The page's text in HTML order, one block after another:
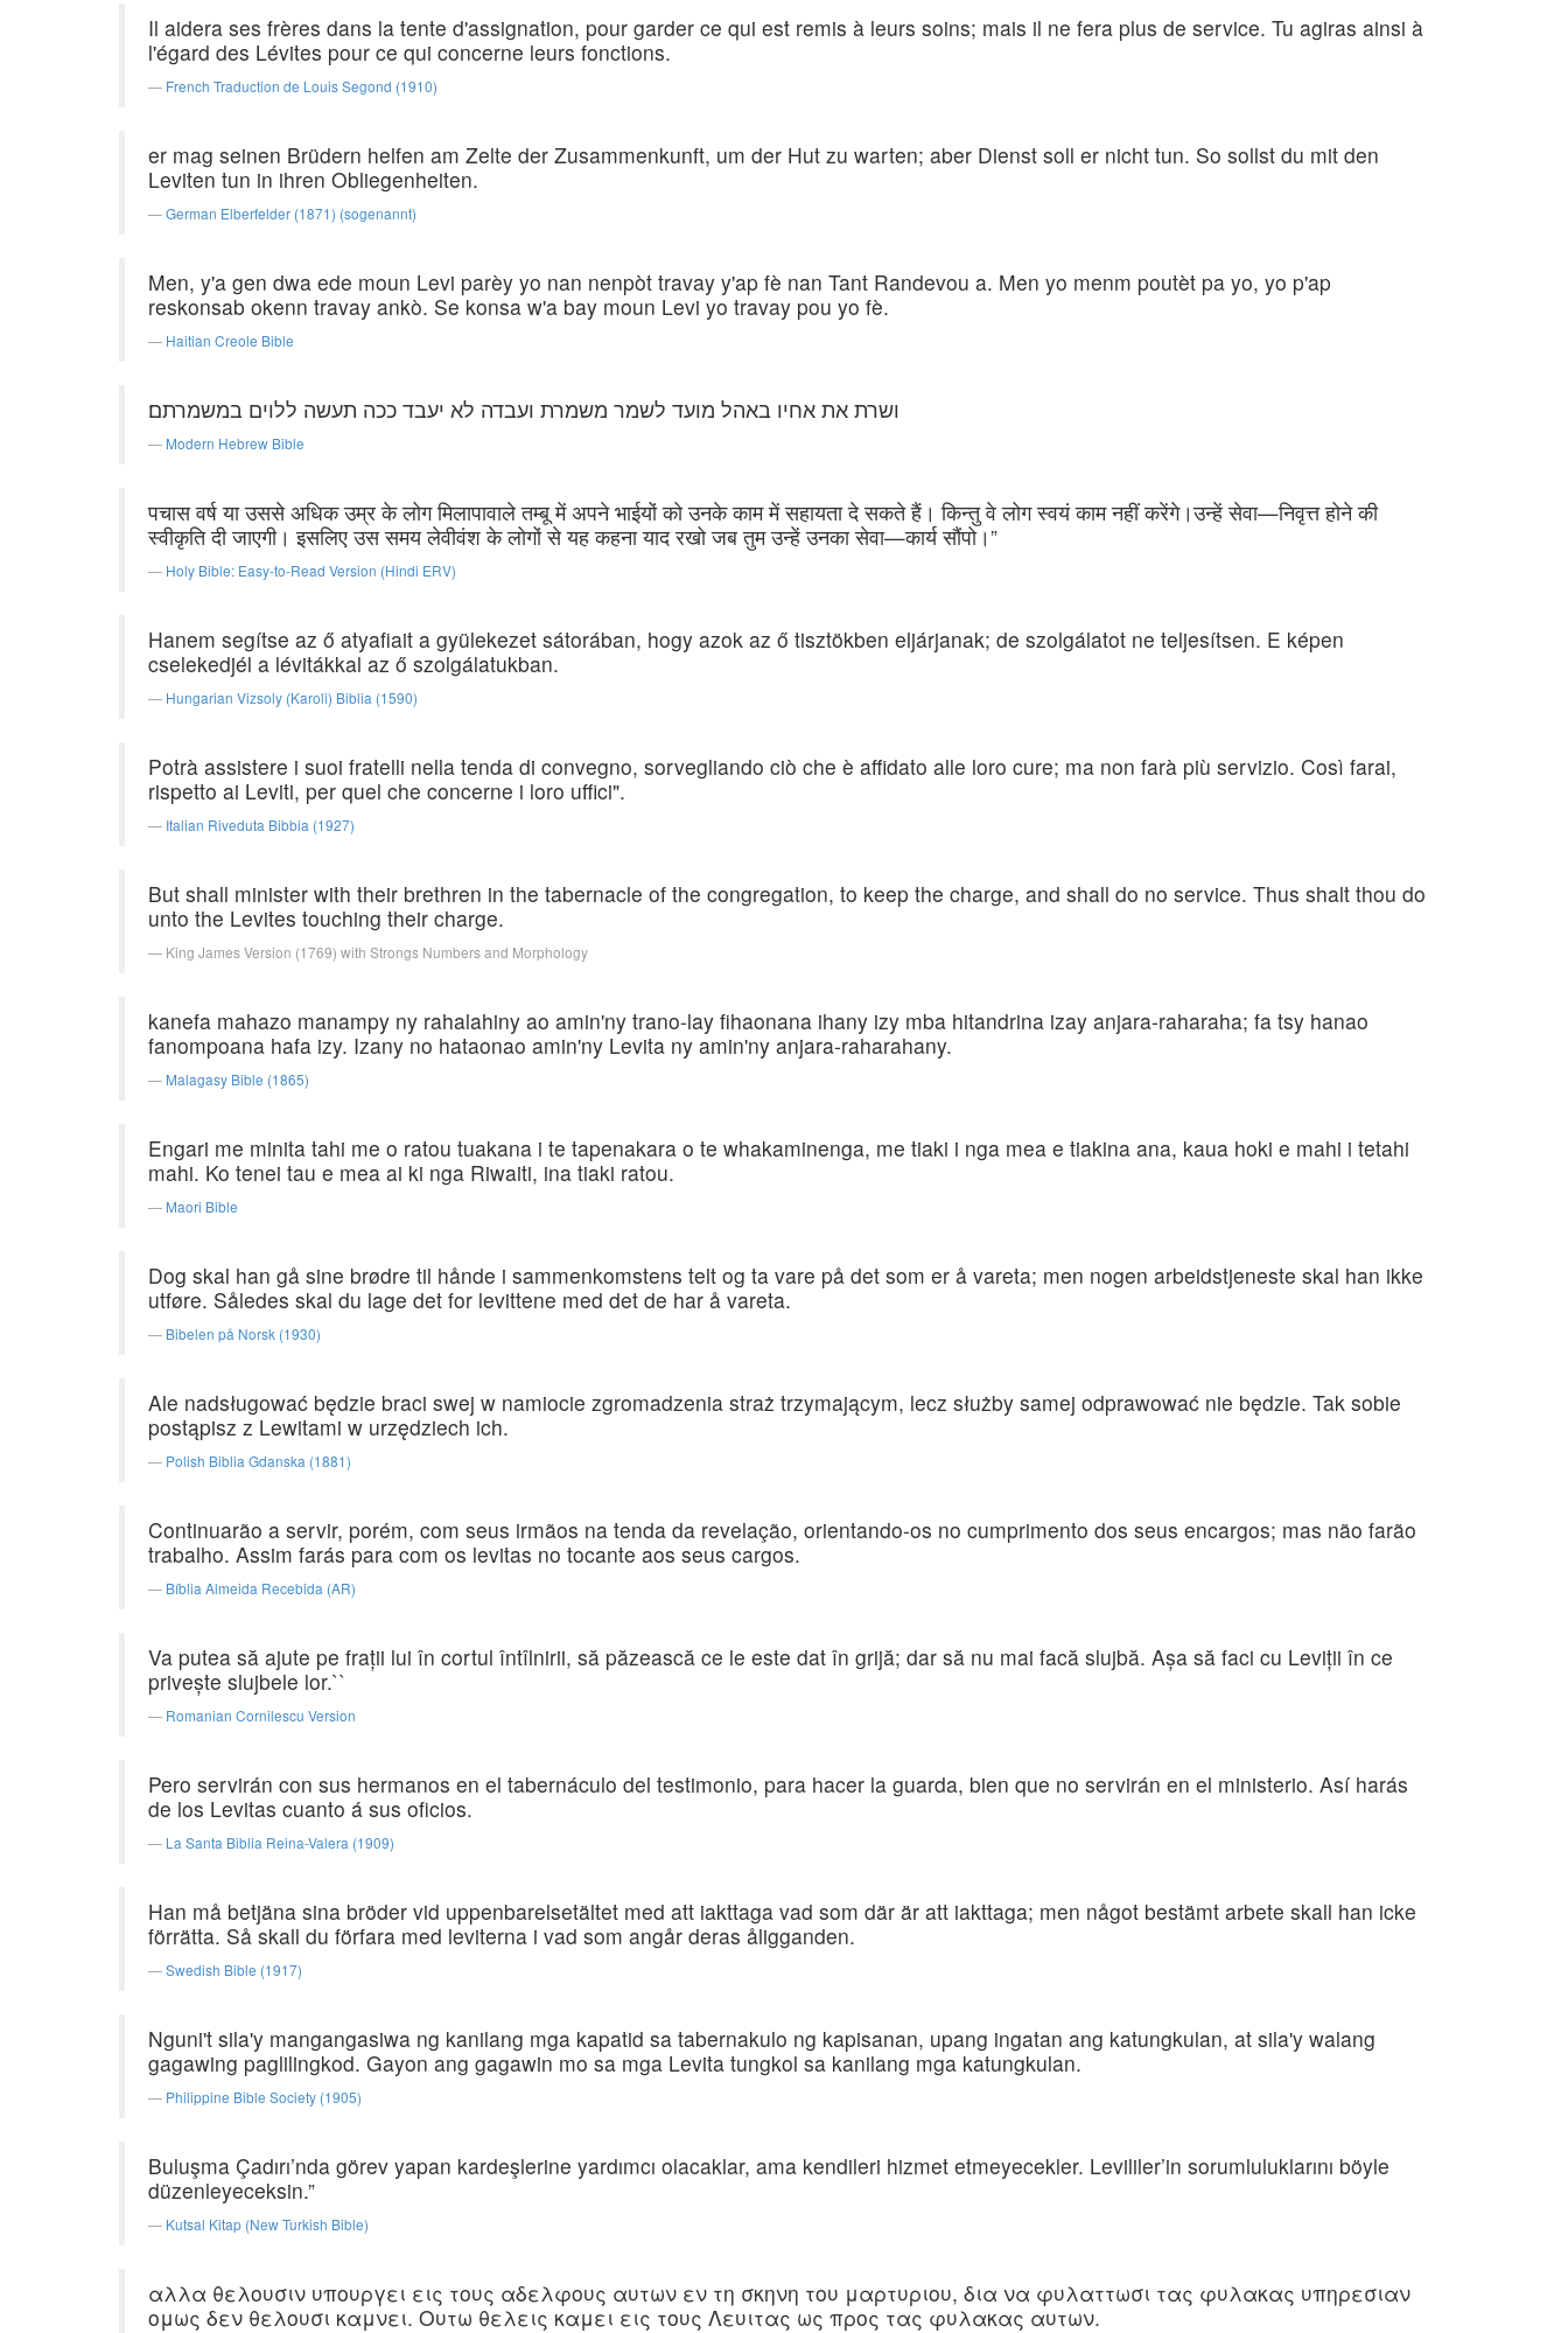
Il aidera ses frères dans la tente d'assignation, pour garder ce qui est remis à leurs soins; mais il ne fera plus de service. Tu agiras ainsi à
l'égard des Lévites pour ce qui concerne leurs fonctions.
French Traduction de Louis Segond (1910)
er mag seinen Brüdern helfen am Zelte der Zusammenkunft, um der Hut zu warten; aber Dienst soll er nicht tun. So sollst du mit den
Leviten tun in ihren Obliegenheiten.
German Elberfelder (1871) (sogenannt)
Men, y'a gen dwa ede moun Levi parèy yo nan nenpòt travay y'ap fè nan Tant Randevou a. Men yo menm poutèt pa yo, yo p'ap
reskonsab okenn travay ankò. Se konsa w'a bay moun Levi yo travay pou yo fè.
Haitian Creole Bible
ושרת את אחיו באהל מועד לשמר משמרת ועבדה לא יעבד ככה תעשה ללוים במשמרתם׃
Modern Hebrew Bible
पचास वर्ष या उससे अधिक उम्र के लोग मिलापावाले तम्बू में अपने भाईयों को उनके काम में सहायता दे सकते हैं। किन्तु वे लोग स्वयं काम नहीं करेंगे।उन्हें सेवा—निवृत्त होने की
स्वीकृति दी जाएगी। इसलिए उस समय लेवीवंश के लोगों से यह कहना याद रखो जब तुम उन्हें उनका सेवा—कार्य सौंपो।”
Holy Bible: Easy-to-Read Version (Hindi ERV)
Hanem segítse az ő atyafiait a gyülekezet sátorában, hogy azok az ő tisztökben eljárjanak; de szolgálatot ne teljesítsen. E képen
cselekedjél a lévitákkal az ő szolgálatukban.
Hungarian Vizsoly (Karoli) Biblia (1590)
Potrà assistere i suoi fratelli nella tenda di convegno, sorvegliando ciò che è affidato alle loro cure; ma non farà più servizio. Così farai,
rispetto ai Leviti, per quel che concerne i loro uffici".
Italian Riveduta Bibbia (1927)
But shall minister with their brethren in the tabernacle of the congregation, to keep the charge, and shall do no service. Thus shalt thou do
unto the Levites touching their charge.
King James Version (1769) with Strongs Numbers and Morphology
kanefa mahazo manampy ny rahalahiny ao amin'ny trano-lay fihaonana ihany izy mba hitandrina izay anjara-raharaha; fa tsy hanao
fanompoana hafa izy. Izany no hataonao amin'ny Levita ny amin'ny anjara-raharahany.
Malagasy Bible (1865)
Engari me minita tahi me o ratou tuakana i te tapenakara o te whakaminenga, me tiaki i nga mea e tiakina ana, kaua hoki e mahi i tetahi
mahi. Ko tenei tau e mea ai ki nga Riwaiti, ina tiaki ratou.
Maori Bible
Dog skal han gå sine brødre til hånde i sammenkomstens telt og ta vare på det som er å vareta; men nogen arbeidstjeneste skal han ikke
utføre. Således skal du lage det for levittene med det de har å vareta.
Bibelen på Norsk (1930)
Ale nadsługować będzie braci swej w namiocie zgromadzenia straż trzymającym, lecz służby samej odprawować nie będzie. Tak sobie
postąpisz z Lewitami w urzędziech ich.
Polish Biblia Gdanska (1881)
Continuarão a servir, porém, com seus irmãos na tenda da revelação, orientando-os no cumprimento dos seus encargos; mas não farão
trabalho. Assim farás para com os levitas no tocante aos seus cargos.
Bíblia Almeida Recebida (AR)
Va putea să ajute pe fraţii lui în cortul întîlnirii, să păzească ce le este dat în grijă; dar să nu mai facă slujbă. Aşa să faci cu Leviţii în ce
priveşte slujbele lor.``
Romanian Cornilescu Version
Pero servirán con sus hermanos en el tabernáculo del testimonio, para hacer la guarda, bien que no servirán en el ministerio. Así harás
de los Levitas cuanto á sus oficios.
La Santa Biblia Reina-Valera (1909)
Han må betjäna sina bröder vid uppenbarelsetältet med att iakttaga vad som där är att iakttaga; men något bestämt arbete skall han icke
förrätta. Så skall du förfara med leviterna i vad som angår deras åligganden.
Swedish Bible (1917)
Nguni't sila'y mangangasiwa ng kanilang mga kapatid sa tabernakulo ng kapisanan, upang ingatan ang katungkulan, at sila'y walang
gagawing paglilingkod. Gayon ang gagawin mo sa mga Levita tungkol sa kanilang mga katungkulan.
Philippine Bible Society (1905)
Buluşma Çadırı’nda görev yapan kardeşlerine yardımcı olacaklar, ama kendileri hizmet etmeyecekler. Levililer’in sorumluluklarını böyle
düzenleyeceksin.”
Kutsal Kitap (New Turkish Bible)
αλλα θελουσιν υπουργει εις τους αδελφους αυτων εν τη σκηνη του μαρτυριου, δια να φυλαττωσι τας φυλακας υπηρεσιαν
ομως δεν θελουσι καμνει. Ουτω θελεις καμει εις τους Λευιτας ως προς τας φυλακας αυτων.